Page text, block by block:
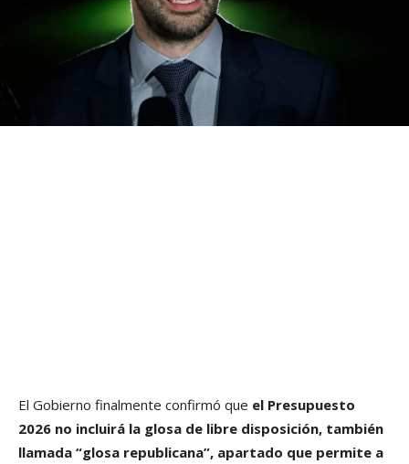
El Gobierno finalmente confirmó que el Presupuesto
2026 no incluirá la glosa de libre disposición, también
llamada “glosa republicana”, apartado que permite a